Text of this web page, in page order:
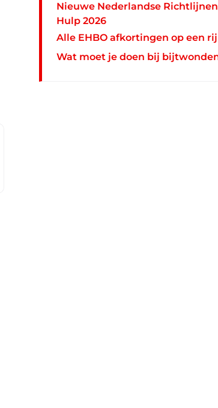
Nieuwe Nederlandse
Hulp 2026
Alle EHBO afkortingen op een rij
Wat moet je doen bij